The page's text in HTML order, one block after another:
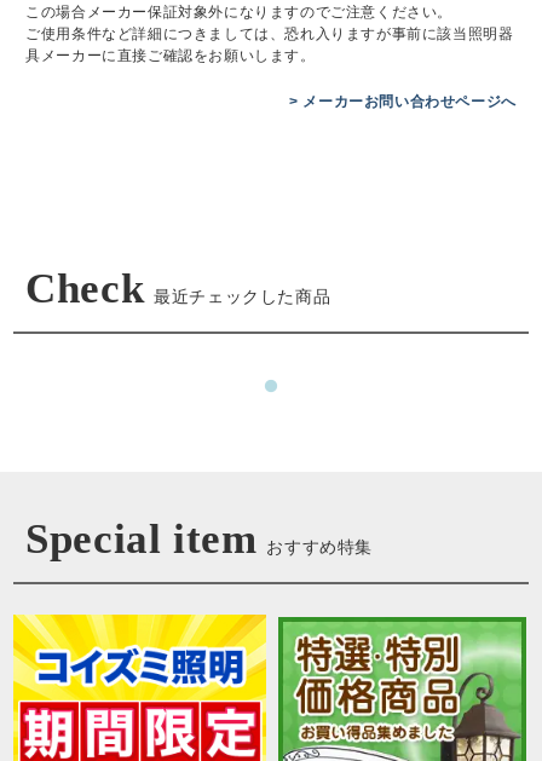
この場合メーカー保証対象外になりますのでご注意ください。
ご使用条件など詳細につきましては、恐れ入りますが事前に該当照明器
具メーカーに直接ご確認をお願いします。
> メーカーお問い合わせページへ
Check 最近チェックした商品
Special item おすすめ特集